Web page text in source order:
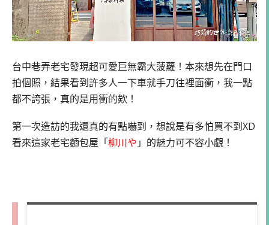
台中巷弄老宅發現超可愛巨無霸大菠蘿！本來想先在門口
拍個照，結果看到許多人一下車就手刀往裡面衝，我一點
都不誇張，真的是用衝的欸！
第一次造訪的我還真的有點嚇到，想說是有多怕買不到XD
看來這家老宅麵包屋「柳川や 」的魅力可不容小覷！